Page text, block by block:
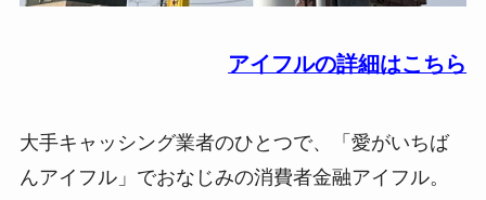
アイフルの詳細はこちら
大手キャッシング業者のひとつで、「愛がいちば
んアイフル」でおなじみの消費者金融アイフル。